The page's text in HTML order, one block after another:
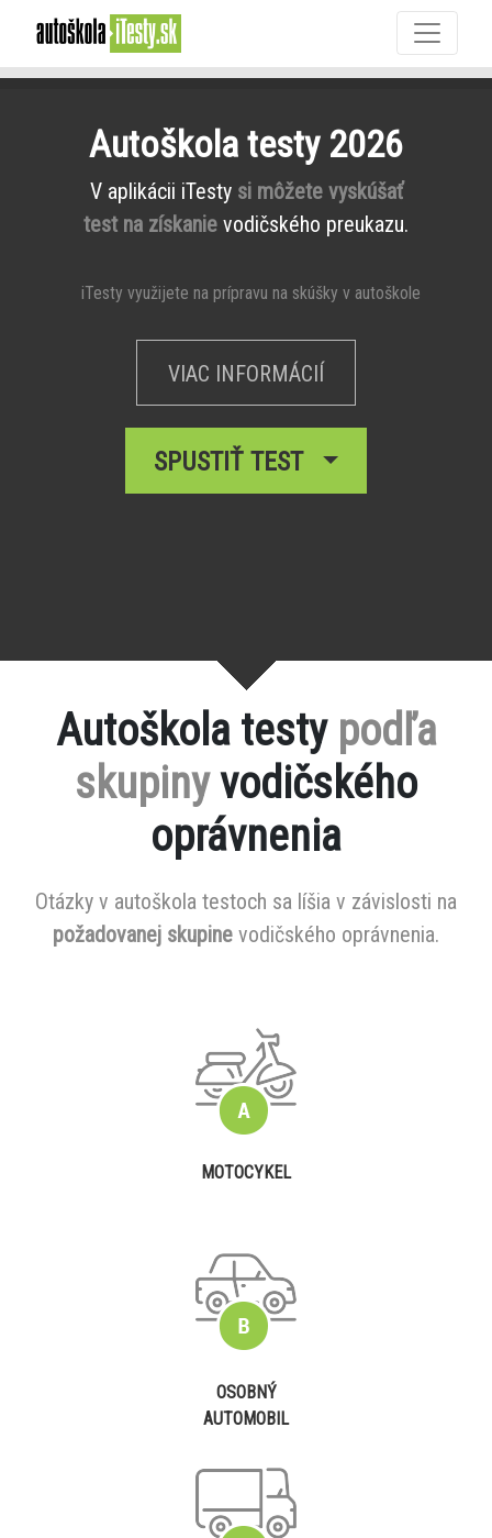
Autoškola testy 2026
V aplikácii iTesty si môžete vyskúšať
test na získanie vodičského preukazu.
iTesty využijete na prípravu na skúšky v autoškole
VIAC INFORMÁCIÍ
SPUSTIŤ TEST
Autoškola testy podľa
skupinyvodičského
oprávnenia
Otázky v autoškola testoch sa líšia v závislosti na
požadovanej skupine vodičského oprávnenia.
MOTOCYKEL
OSOBNÝ
AUTOMOBIL